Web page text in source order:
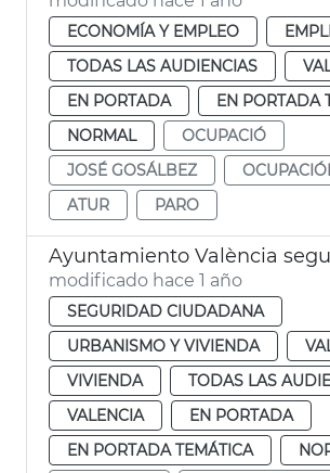
ECONOMÍA Y EMPLEO
TODAS LAS AUDIENCIAS
EN PORTADA
EN PORTADA
NORMAL
OCUPACIÓ
JOSÉ GOSÁLBEZ
ATUR
PARO
modificado hace 1 año
SEGURIDAD CIUDADANA
URBANISMO Y VIVIENDA
VIVIENDA
TODAS LAS
VALENCIA
EN PORTADA
EN PORTADA TEMÁTICA